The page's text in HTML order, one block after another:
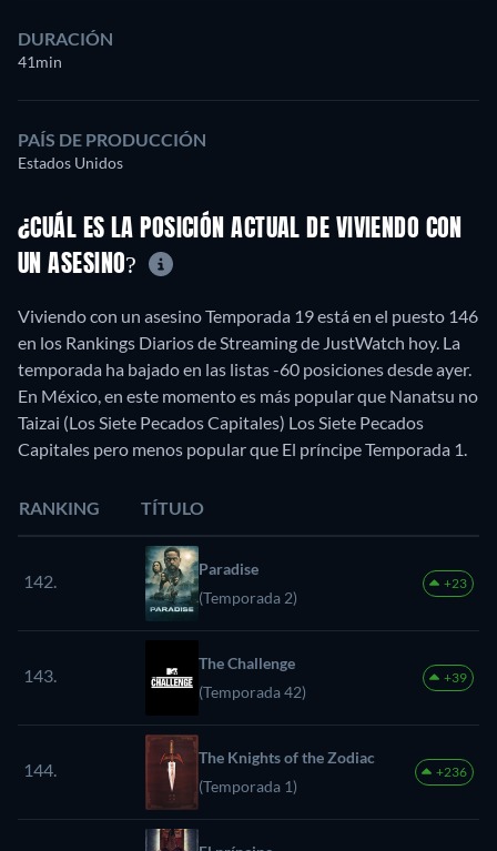
DURACIÓN
41min
PAÍS DE PRODUCCIÓN
Estados Unidos
¿CUÁL ES LA POSICIÓN ACTUAL DE VIVIENDO CON
UN ASESINO?
Viviendo con un asesino Temporada 19 está en el puesto 146
en los Rankings Diarios de Streaming de JustWatch hoy. La
temporada ha bajado en las listas -60 posiciones desde ayer.
En México, en este momento es más popular que Nanatsu no
Taizai (Los Siete Pecados Capitales) Los Siete Pecados
Capitales pero menos popular que El príncipe Temporada 1.
RANKING TÍTULO
142.
Paradise
(Temporada 2)
+23
143.
The Challenge
(Temporada 42)
+39
144.
The Knights of the Zodiac
(Temporada 1)
+236